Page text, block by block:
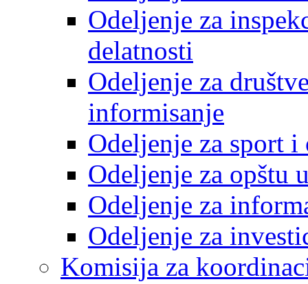
Odeljenje za
delatnosti
Odeljenje za
informisanje
Odeljenje za sport
Odeljenje za opštu
Odeljenje za
Odeljenje za
Komisija za